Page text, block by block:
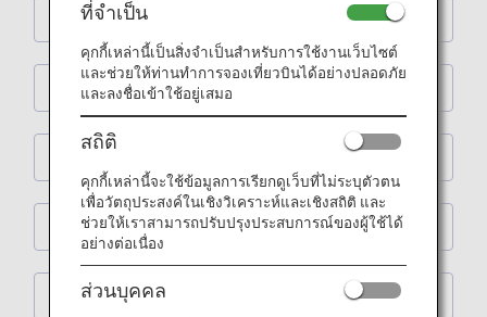
Rental Car
Shopping
Activities
Learning
ที่จำเป็น
คุกกี้เหล่านี้เป็นสิ่งจำเป็นสำหรับการใช้งานเว็บไซต์
และช่วยให้ท่านทำการจองเที่ยวบินได้อย่างปลอดภัย
และลงชื่อเข้าใช้อยู่เสมอ
สถิติ
คุกกี้เหล่านี้จะใช้ข้อมูลการเรียกดูเว็บที่ไม่ระบุตัวตน
เพื่อวัตถุประสงค์ในเชิงวิเคราะห์และเชิงสถิติ และ
ช่วยให้เราสามารถปรับปรุงประสบการณ์ของผู้ใช้ได้
อย่างต่อเนื่อง
ส่วนบุคคล